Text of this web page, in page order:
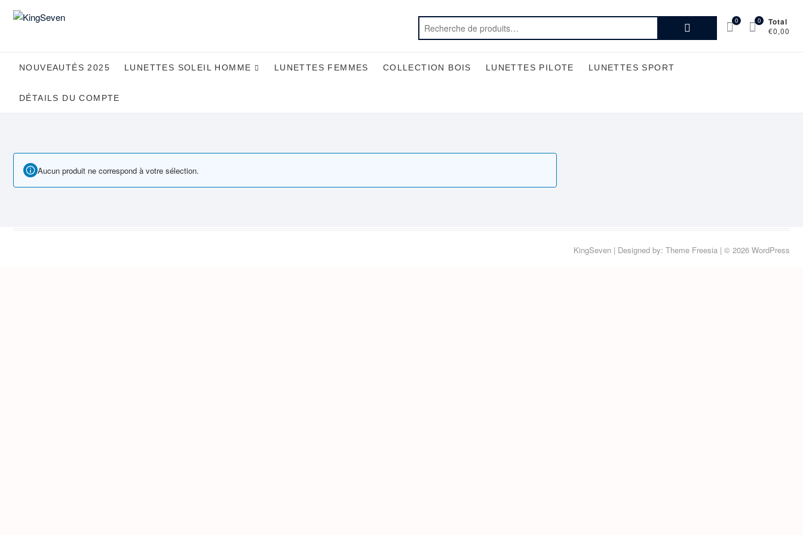
Recherche
0 Total
€0,00
0
NOUVEAUTÉS 2025 LUNETTES SOLEIL HOMME LUNETTES FEMMES COLLECTION BOIS LUNETTES PILOTE LUNETTES SPORT
DÉTAILS DU COMPTE
Aucun produit ne correspond à votre sélection.
KingSeven | Designed by: Theme Freesia | © 2026 WordPress